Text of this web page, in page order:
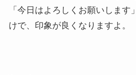
「今日はよろしくお願いします
けで、印象が良くなりますよ。